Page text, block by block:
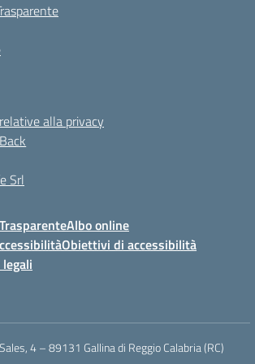
alla privacy
Srl
Albo online
Obiettivi di accessibilità
4 – 89131 Gallina di Reggio Calabria (RC)